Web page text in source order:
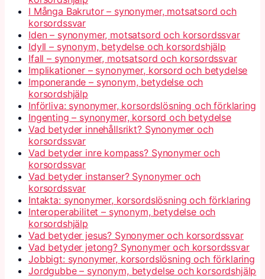
I Många Bakrutor – synonymer, motsatsord och
korsordssvar
Iden – synonymer, motsatsord och korsordssvar
Idyll – synonym, betydelse och korsordshjälp
Ifall – synonymer, motsatsord och korsordssvar
Implikationer – synonymer, korsord och betydelse
Imponerande – synonym, betydelse och
korsordshjälp
Införliva: synonymer, korsordslösning och förklaring
Ingenting – synonymer, korsord och betydelse
Vad betyder innehållsrikt? Synonymer och
korsordssvar
Vad betyder inre kompass? Synonymer och
korsordssvar
Vad betyder instanser? Synonymer och
korsordssvar
Intakta: synonymer, korsordslösning och förklaring
Interoperabilitet – synonym, betydelse och
korsordshjälp
Vad betyder jesus? Synonymer och korsordssvar
Vad betyder jetong? Synonymer och korsordssvar
Jobbigt: synonymer, korsordslösning och förklaring
Jordgubbe – synonym, betydelse och korsordshjälp